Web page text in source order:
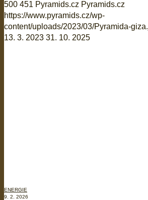
500 451 Pyramids.cz Pyramids.cz
https://www.pyramids.cz/wp-
content/uploads/2023/03/Pyramida-
13. 3. 2023 31. 10. 2025
ENERGIE
9. 2. 2026